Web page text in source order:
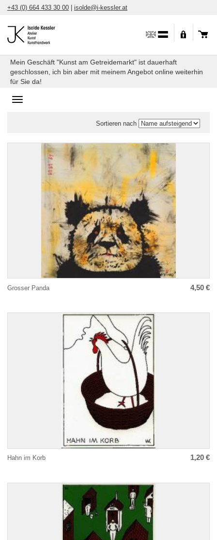
Direkt
+43 (0) 664 433 30 00 | isolde@i-kessler.at
Mein Geschäft "Kunst am Getreidemarkt" ist dauerhaft
geschlossen, ich bin aber mit meinem Angebot online weiterhin
für Sie da!
Toggle
Sortieren nach
Kunstkarten
Grosser Panda 4,50 €
Hahn im Korb 1,20 €